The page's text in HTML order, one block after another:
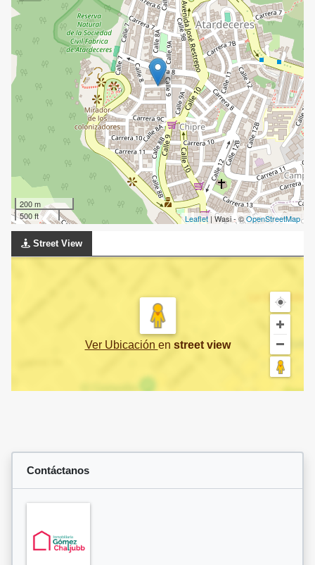
200 m
500 ft
Leaflet| Wasi - ©OpenStreetMap
Street View
Ver Ubicación en street view
Contáctanos